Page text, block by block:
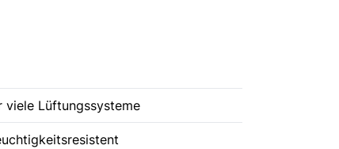
viele Lüftungssysteme